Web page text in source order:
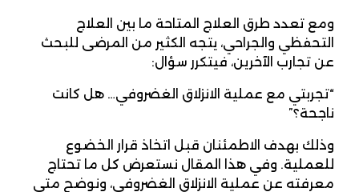
ومع تعدد طرق العلاج المتاحة ما بين العلاج
التحفظي والجراحي، يتجه الكثير من المرضى للبحث
عن تجارب الآخرين، فيتكرر سؤال:
“تجربتي مع عملية الانزلاق الغضروفي… هل كانت
ناجحة؟”
وذلك بهدف الاطمئنان قبل اتخاذ قرار الخضوع
للعملية. وفي هذا المقال نستعرض كل ما تحتاج
معرفته عن عملية الانزلاق الغضروفي، ونوضح متى